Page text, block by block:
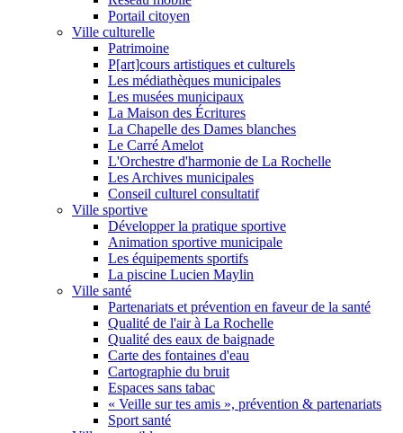
Portail citoyen
Ville culturelle
Patrimoine
P[art]cours artistiques et culturels
Les médiathèques municipales
Les musées municipaux
La Maison des Écritures
La Chapelle des Dames blanches
Le Carré Amelot
L'Orchestre d'harmonie de La Rochelle
Les Archives municipales
Conseil culturel consultatif
Ville sportive
Développer la pratique sportive
Animation sportive municipale
Les équipements sportifs
La piscine Lucien Maylin
Ville santé
Partenariats et prévention en faveur de la santé
Qualité de l'air à La Rochelle
Qualité des eaux de baignade
Carte des fontaines d'eau
Cartographie du bruit
Espaces sans tabac
« Veille sur tes amis », prévention & partenariats
Sport santé